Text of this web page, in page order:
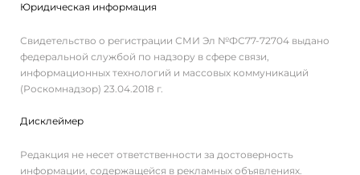
Юридическая информация
Свидетельство о регистрации СМИ Эл №ФС77-72704 выдано
федеральной службой по надзору в сфере связи,
информационных технологий и массовых коммуникаций
(Роскомнадзор) 23.04.2018 г.
Дисклеймер
Редакция не несет ответственности за достоверность
информации, содержащейся в рекламных объявлениях.